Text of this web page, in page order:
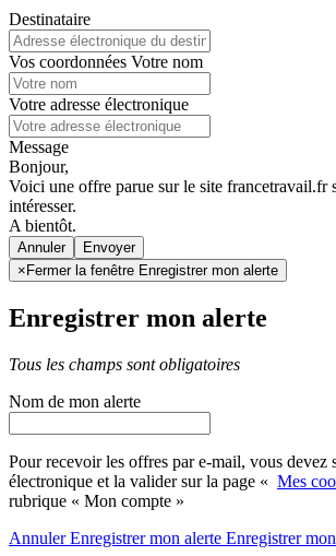
Destinataire
Vos coordonnées Votre nom
Votre adresse électronique
Message
Bonjour,
Voici une offre parue sur le site francetravail.fr
intéresser.
A bientôt.
Annuler
× Fermer la fenêtre Enregistrer mon alerte
Enregistrer mon alerte
Tous les champs sont obligatoires
Nom de mon alerte
Pour recevoir les offres par e-mail, vous devez
électronique et la valider sur la page « Mes
rubrique « Mon compte »
AnnulerEnregistrer mon alerte Enregistrermon